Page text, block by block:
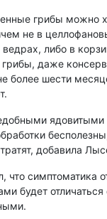
грибы можно
не в
ведрах, либо в
грибы, даже
более шести
ядовитыми
добавила
что симптоматика
будет отличаться